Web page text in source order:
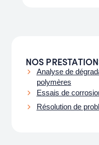
NOS
Analyse de
polymères
Essais de
Résolution de